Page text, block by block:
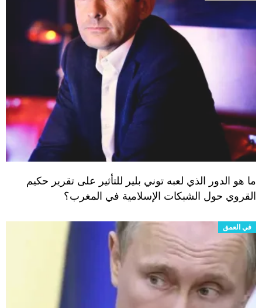
ما هو الدور الذي لعبه توني بلير للتأثير على تقرير حكيم
القروي حول الشبكات الإسلامية في المغرب؟
في العمق